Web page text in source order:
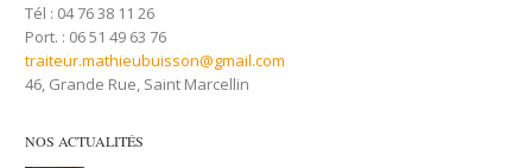
Tél : 04 76 38 11 26
Port. : 06 51 49 63 76
traiteur.mathieubuisson@gmail.com
46, Grande Rue, Saint Marcellin
NOS ACTUALITÉS